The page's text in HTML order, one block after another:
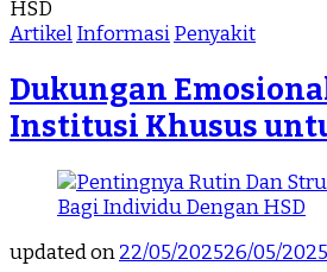
ArtikelInformasiPenyakit
Dukungan
Institusi Khusus
updated on22/05/202526/05/2025